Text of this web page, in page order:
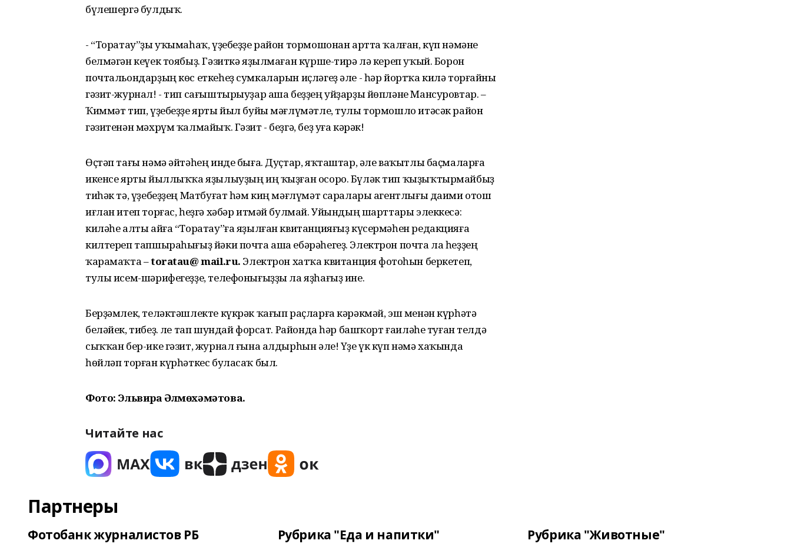
бүлешергә булдыҡ.
- “Торатау”ҙы уҡымаһаҡ, үҙебеҙҙе район тормошонан артта ҡалған, күп нәмәне
белмәгән кеүек тоябыҙ. Гәзиткә яҙылмаған күрше-тирә лә кереп уҡый. Борон
почтальондарҙың көс еткеһеҙ сумкаларын иҫләгеҙ әле - һәр йортҡа килә торғайны
гәзит-журнал! - тип сағыштырыуҙар аша беҙҙең уйҙарҙы йөпләне Мансуровтар. –
Ҡиммәт тип, үҙебеҙҙе ярты йыл буйы мәғлүмәтле, тулы тормошло итәсәк район
гәзитенән мәхрүм ҡалмайыҡ. Гәзит - беҙгә, беҙ уға кәрәк!
Өҫтәп тағы нәмә әйтәһең инде быға. Дуҫтар, яҡташтар, әле ваҡытлы баҫмаларға
икенсе ярты йыллыҡҡа яҙылыуҙың иң ҡыҙған осоро. Бүләк тип ҡыҙыҡтырмайбыҙ
тиһәк тә, үҙебеҙҙең Матбуғат һәм киң мәғлүмәт саралары агентлығы даими отош
иғлан итеп торғас, һеҙгә хәбәр итмәй булмай. Уйындың шарттары элеккесә:
киләһе алты айға “Торатау”ға яҙылған квитанцияғыҙ күсермәһен редакцияға
килтереп тапшыраһығыҙ йәки почта аша ебәрәһегеҙ. Электрон почта ла һеҙҙең
ҡарамаҡта –toratau@ mail.ru. Электрон хатҡа квитанция фотоһын беркетеп,
тулы исем-шәрифегеҙҙе, телефонығыҙҙы ла яҙһағыҙ ине.
Берҙәмлек, теләктәшлекте күкрәк ҡағып раҫларға кәрәкмәй, эш менән күрһәтә
беләйек, тибеҙ. Әле тап шундай форсат. Районда һәр башҡорт ғаиләһе туған телдә
сыҡҡан бер-ике гәзит, журнал ғына алдырһын әле! Үҙе үк күп нәмә хаҡында
һөйләп торған күрһәткес буласаҡ был.
Фото: Эльвира Әлмөхәмәтова.
Читайте нас
Партнеры
Фотобанк журналистов РБ Рубрика "Еда и напитки" Рубрика "Животные"